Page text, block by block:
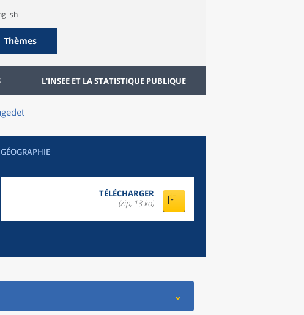
Thèmes
L'INSEE ET LA STATISTIQUE PUBLIQUE
GÉOGRAPHIE
TÉLÉCHARGER
(zip, 13 ko)